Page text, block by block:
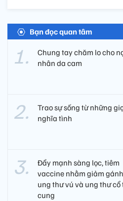
Bạn đọc quan tâm
Chung tay chăm lo cho
nhân da cam
Trao sự sống từ những
nghĩa tình
Đẩy mạnh sàng lọc, tiêm
vaccine nhằm giảm
ung thư vú và ung thư cổ
cung